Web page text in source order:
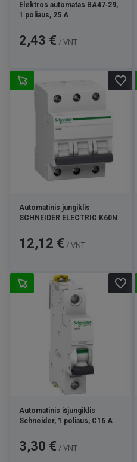
Elektros automatas BA47‑29,
1 poliaus, 25 A
Kaina
2,43 € / VNT
Automatinis jungiklis
SCHNEIDER ELECTRIC K60N
Kaina
12,12 € / VNT
favorite_border
Automatinis išjungiklis
Schneider, 1 poliaus, C16 A
Kaina
3,30 € / VNT
favorite_border